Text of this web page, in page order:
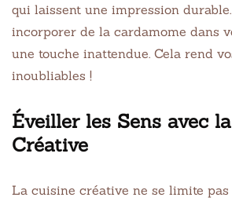
qui laissent une impression durable.
incorporer de la cardamome dans
une touche inattendue. Cela rend
inoubliables !
Éveiller les Sens avec
Créative
La cuisine créative ne se limite